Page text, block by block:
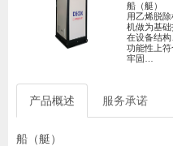
船（艇）
用乙烯脱
机做为基础
在设备结构
功能性上符
牢固…
产品概述 服务承诺
船（艇）